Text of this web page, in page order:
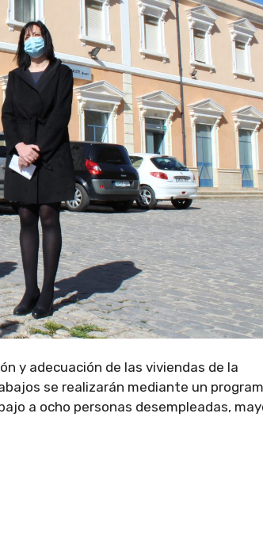
y adecuación de las viviendas de la
se realizarán mediante un
a ocho personas desempleadas,